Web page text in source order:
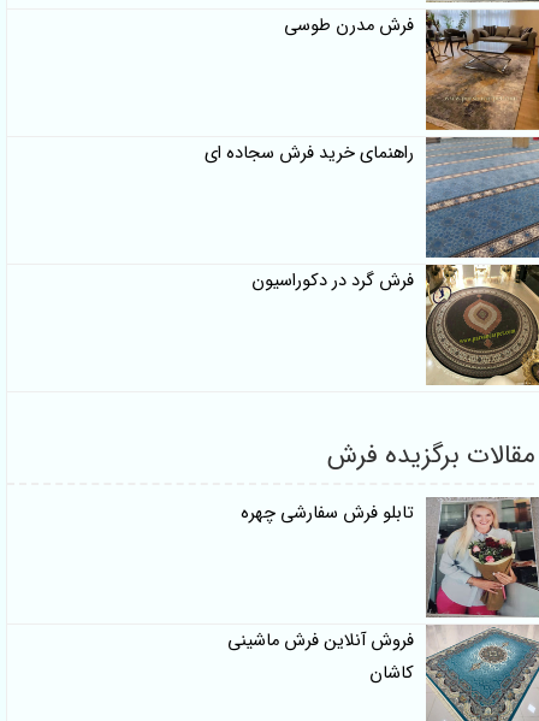
فرش مدرن طوسی
راهنمای خرید فرش سجاده ای
فرش گرد در دکوراسیون
مقالات برگزیده فرش
تابلو فرش سفارشی چهره
فروش آنلاین فرش ماشینی
کاشان